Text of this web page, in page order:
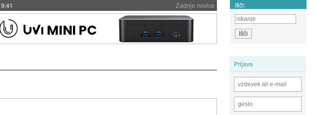
Zadnje novice Išči:
Prijava